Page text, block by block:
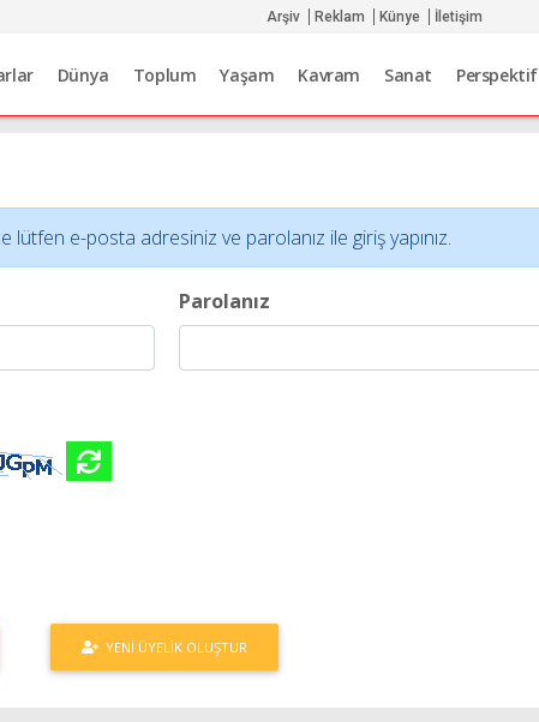
Arşiv Reklam Künye İletişim
Dünya Toplum Yaşam Kavram Sanat Perspektif
lütfen e-posta adresiniz ve parolanız ile giriş yapınız.
Parolanız
YENI ÜYELIK OLUŞTUR